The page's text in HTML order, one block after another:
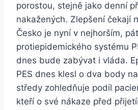
porostou, stejně jako denní
nakažených. Zlepšení čekají
Česko je nyní v nejhorším,
protiepidemického systému
dnes bude zabývat i vláda.
PES dnes klesl o dva body
středy zohledňuje podíl
kteří o své nákaze před